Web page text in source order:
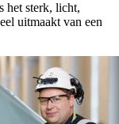
het sterk, licht,
uitmaakt van een